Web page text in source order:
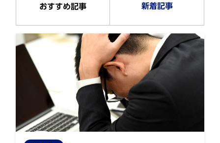
おすすめ記事 新着記事